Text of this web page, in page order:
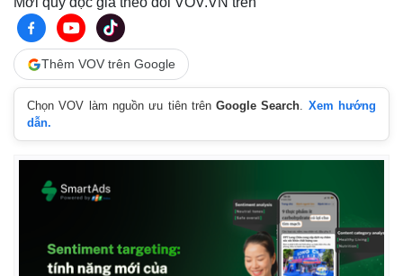
Thêm VOV trên Google
Chọn VOV làm nguồn ưu tiên trênGoogle Search. Xem hướng
dẫn.